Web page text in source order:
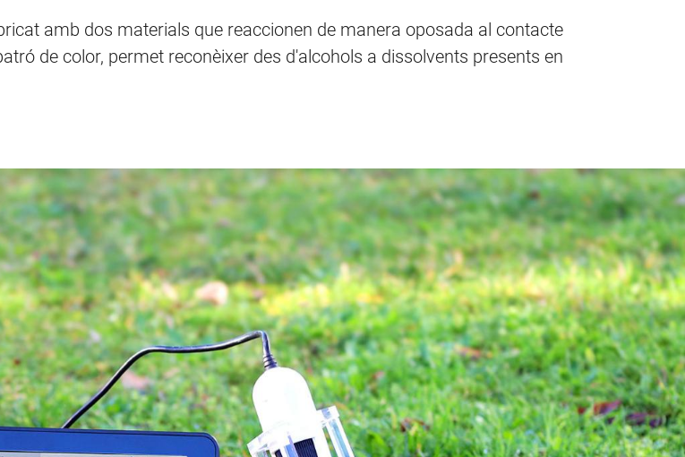
amb dos materials que reaccionen de manera oposada al contacte
de color, permet reconèixer des d'alcohols a dissolvents presents en